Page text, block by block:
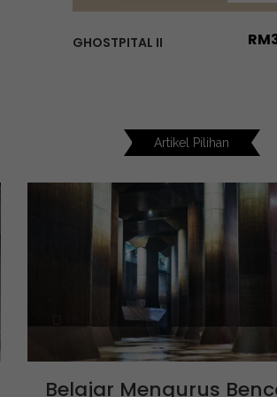
GHOSTPITAL II RM
Artikel Pilihan
Belajar Mengurus